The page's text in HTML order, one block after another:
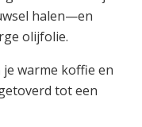
halen—en
olijfolie.
warme koffie en
tot een